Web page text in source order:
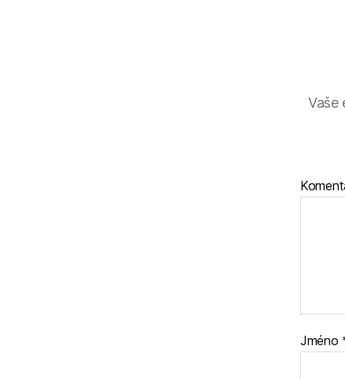
Vaše
Jméno